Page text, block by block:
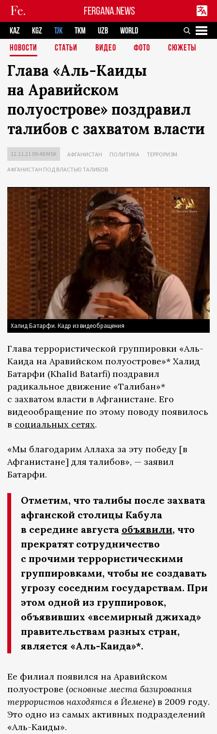
FERGANA.NEWS
KAZ KGZ TJK TKM UZB
WORLD
НОВОСТИ
СТАТЬИ ВИДЕО ФОТО СЮЖЕТЫ
Глава «Аль-Каиды
на Аравийском
полуострове» поздравил
талибов с захватом власти
12.11.21 09:48 MSK АФГАНИСТАН ПОЛИТИКА ТЕРРОРИЗМ
АФГАНИСТАН ПОД ВЛАСТЬЮ ТАЛИБОВ
Халид Батарфи. Кадр из видеобращения
Глава террористической группировки «Аль-
Каида на Аравийском полуострове»* Халид
Батарфи (Khalid Batarfi) поздравил
радикальное движение «Талибан»*
с захватом власти в Афганистане. Его
видеообращение по этому поводу появилось
в социальных сетях.
«Мы благодарим Аллаха за эту победу [в
Афганистане] для талибов», — заявил
Батарфи.
Отметим, что талибы после захвата
афганской столицы Кабула
в середине августа объявили, что
прекратят сотрудничество
с прочими террористическими
группировками, чтобы не создавать
угрозу соседним государствам. При
этом одной из группировок,
объявивших «всемирный джихад»
правительствам разных стран,
является «Аль-Каида»*.
Ее филиал появился на Аравийском
полуострове (основные места базирования
террористов находятся в Йемене) в 2009 году.
Это одно из самых активных подразделений
«Аль-Каиды».